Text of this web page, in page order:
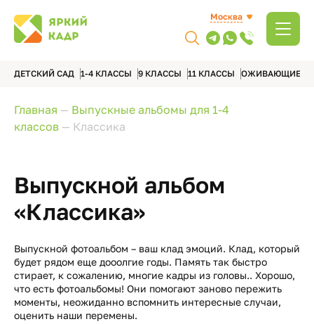
Москва
ДЕТСКИЙ САД 1-4 КЛАССЫ 9 КЛАССЫ 11 КЛАССЫ ОЖИВАЮЩИЕ
Главная — Выпускные альбомы для 1-4
классов — Классика
Выпускной альбом
«Классика»
Выпускной фотоальбом – ваш клад эмоций. Клад, который
будет рядом еще дооолгие годы. Память так быстро
стирает, к сожалению, многие кадры из головы.. Хорошо,
что есть фотоальбомы! Они помогают заново пережить
моменты, неожиданно вспомнить интересные случаи,
оценить наши перемены.